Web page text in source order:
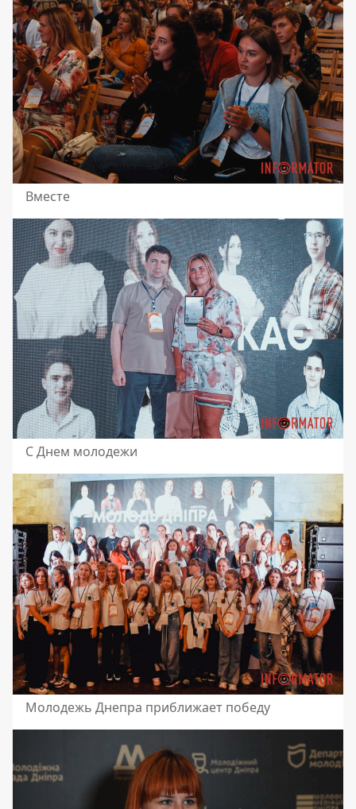
Вместе
С Днем молодежи
Молодежь Днепра приближает победу